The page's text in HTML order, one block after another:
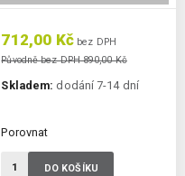
712,00 Kč bez DPH
Původně bez DPH 890,00 Kč
Skladem: dodání 7-14 dní
Porovnat
DO KOŠÍKU